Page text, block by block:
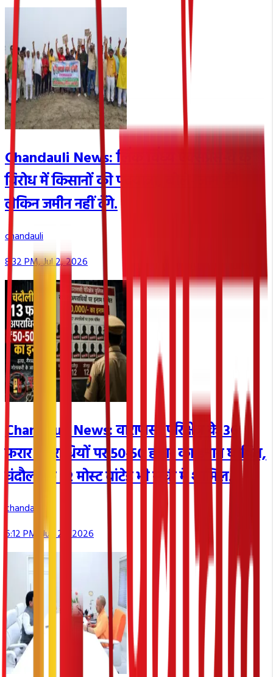
Chandauli News: लिंक विंध्य एक्सप्रेस-वे के
विरोध में किसानों की पदयात्रा, बोले- जान देंगे
लेकिन जमीन नहीं देंगे.
chandauli
8:32 PM, Jul 2, 2026
Chandauli News: वाराणसी परिक्षेत्र के 36
फरार अपराधियों पर 50-50 हजार का इनाम घोषित,
चंदौली के 12 मोस्ट वांटेड भी सूची में शामिल.
chandauli
6:12 PM, Jun 23, 2026